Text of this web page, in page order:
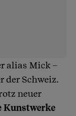
alias Mick –
der Schweiz.
neuer
Kunstwerke